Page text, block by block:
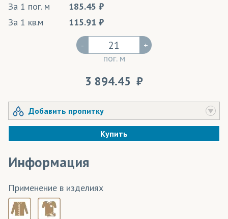
За 1 пог. м
185.45
За 1 кв.м
115.91
-
пог. м
+
3 894.45
Добавить пропитку
Купить
Информация
Применение в изделиях